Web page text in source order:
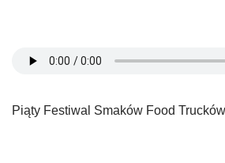
Piąty Festiwal Smaków Food